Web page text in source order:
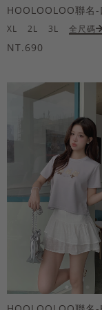
XL 2L 3L 全尺碼
NT.690